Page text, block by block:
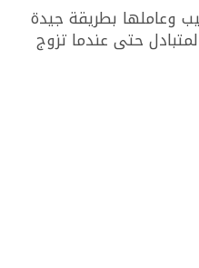
وعاملها بطريقة جيدة
حتى عندما تزوج